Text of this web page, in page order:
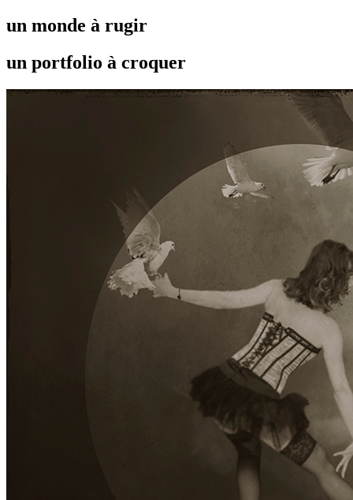
un monde à rugir
un portfolio à croquer